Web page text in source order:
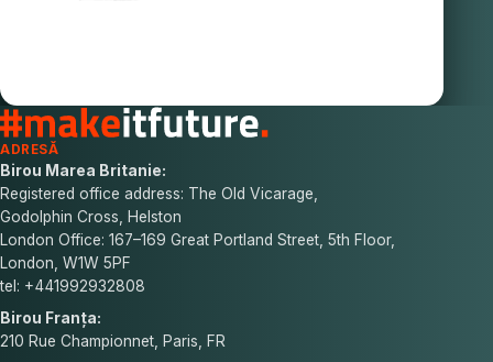
ADRESĂ
Birou Marea Britanie:
Registered office address: The Old Vicarage,
Godolphin Cross, Helston
London Office: 167–169 Great Portland Street, 5th Floor,
London, W1W 5PF
tel: +441992932808
Birou Franța:
210 Rue Championnet, Paris, FR